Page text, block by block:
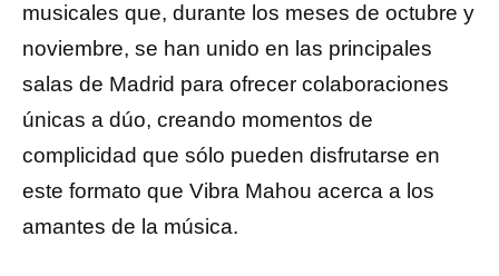
musicales que, durante los meses de octubre y
noviembre, se han unido en las principales
salas de Madrid para ofrecer colaboraciones
únicas a dúo, creando momentos de
complicidad que sólo pueden disfrutarse en
este formato que Vibra Mahou acerca a los
amantes de la música.